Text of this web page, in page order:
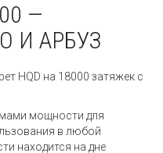
—
И АРБУЗ
HQD на 18000 затяжек с
мощности для
в любой
находится на дне